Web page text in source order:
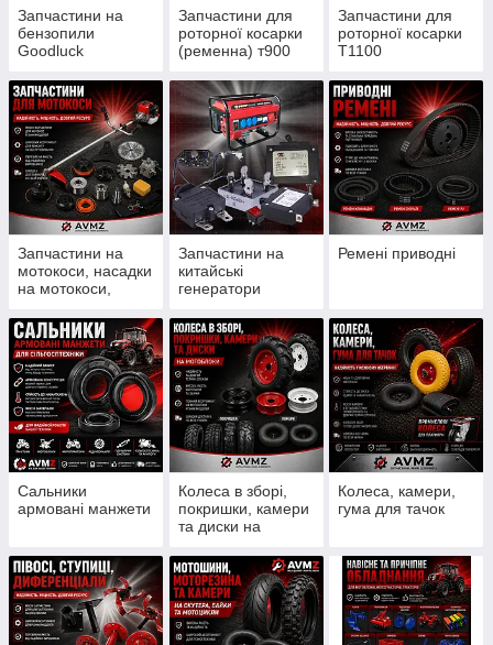
Запчастини на
бензопили
Goodluck
350/352, St180
Запчастини для
роторної косарки
(ременна) т900
Запчастини для
роторної косарки
Т1100
Запчастини на
мотокоси, насадки
на мотокоси,
Запчастини на
китайські
генератори
Ремені приводні
Сальники
армовані манжети
Колеса в зборі,
покришки, камери
та диски на
Колеса, камери,
гума для тачок